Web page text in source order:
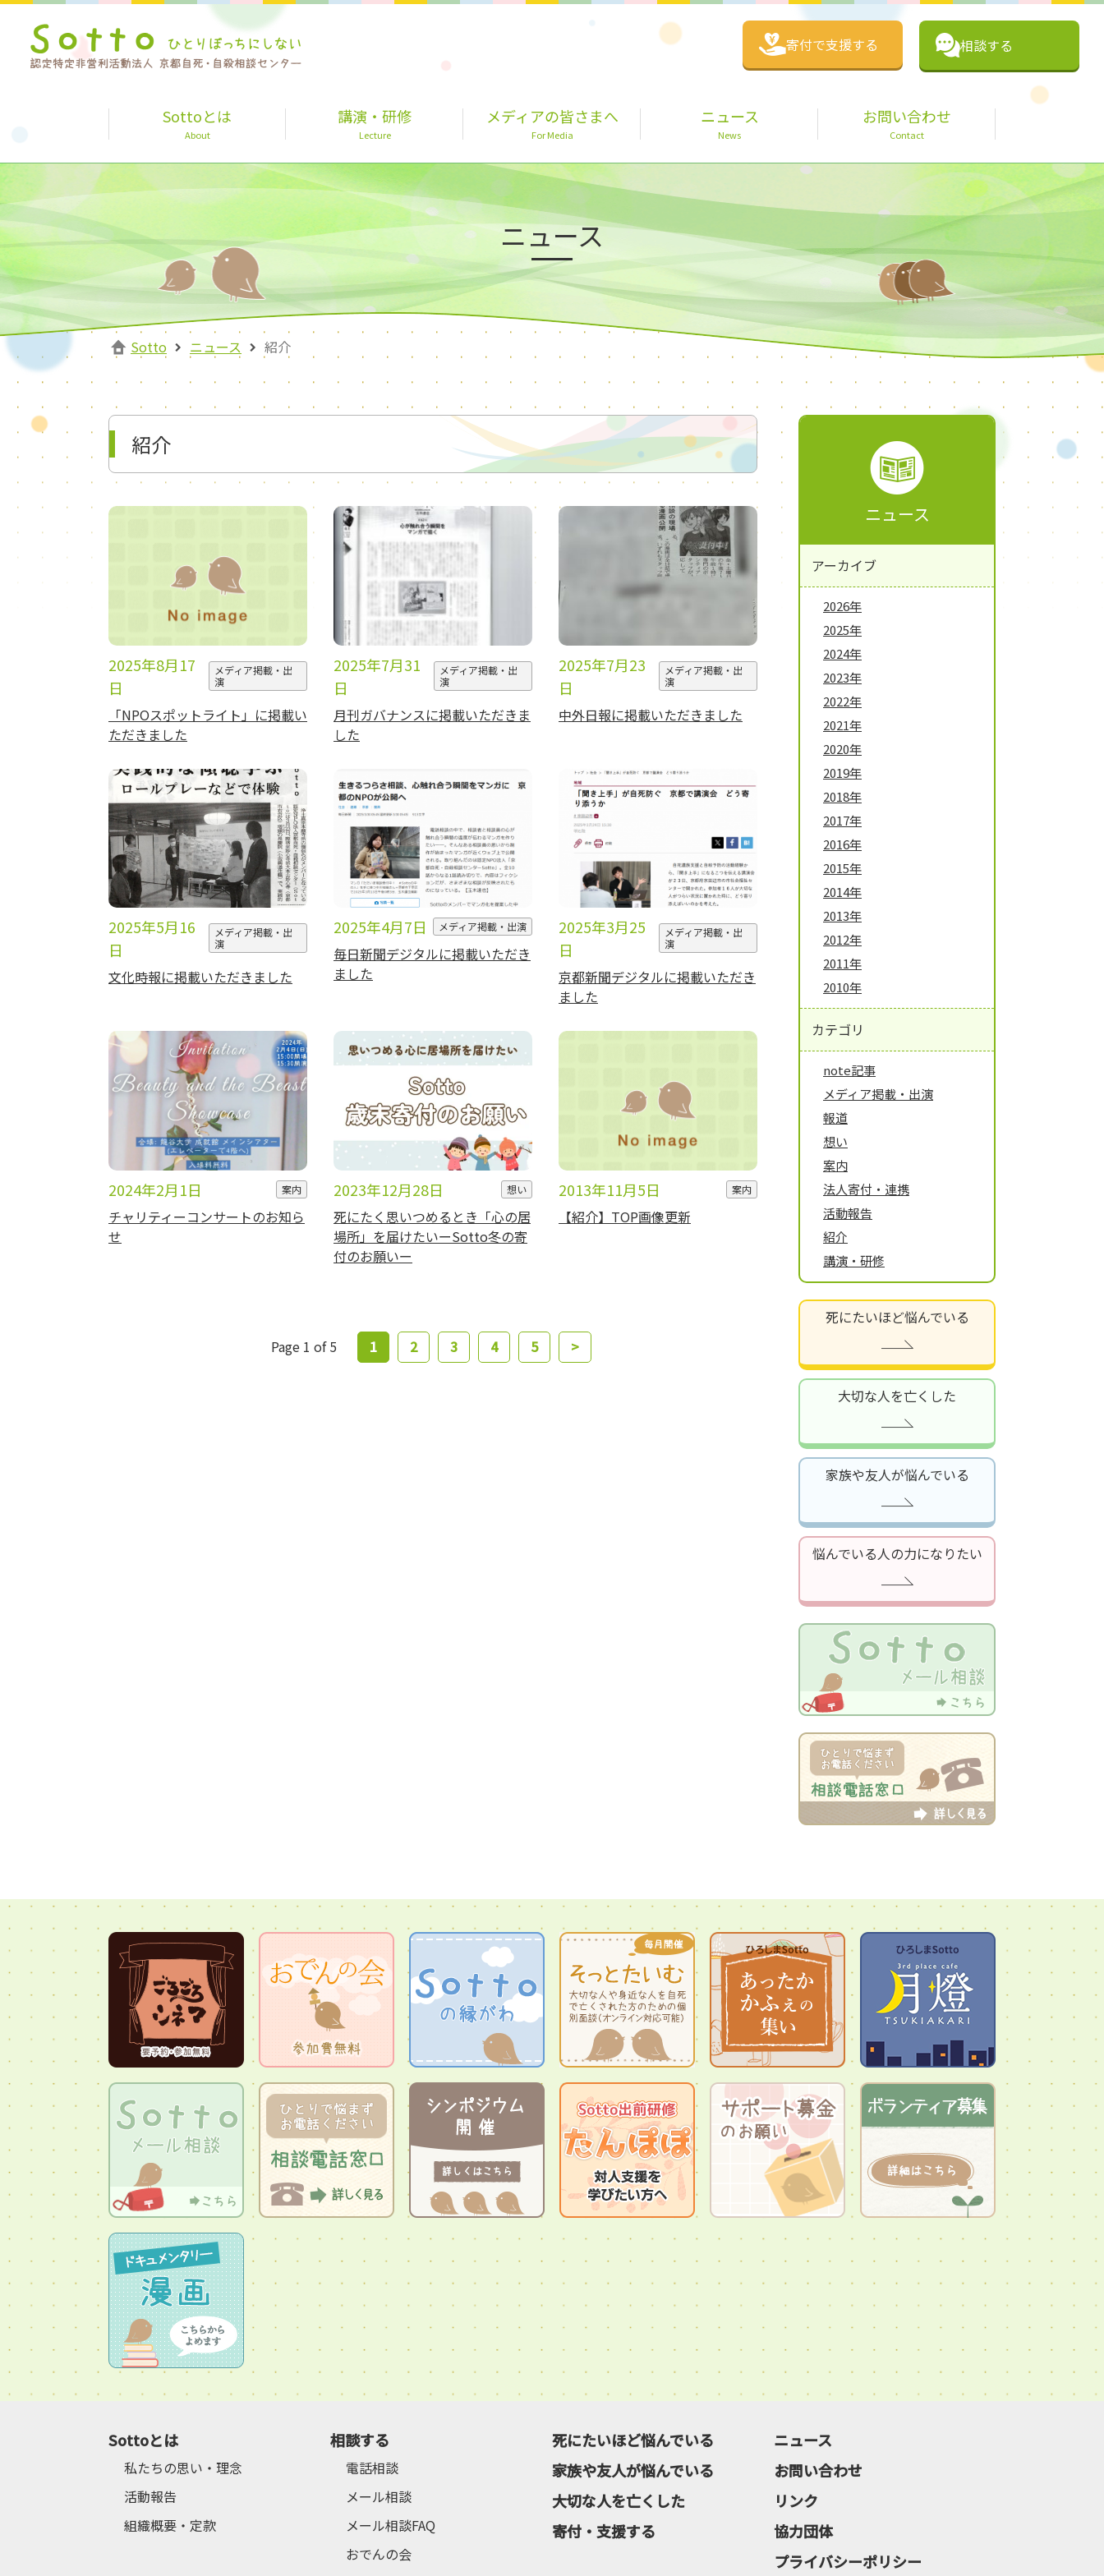
寄付で支援する 相談する
Sottoとは
About
講演・研修
Lecture
メディアの皆さまへ
For Media
ニュース
News
お問い合わせ
Contact
ニュース
Sotto ニュース 紹介
紹介
2025年8月17
日
メディア掲載・出
演
「NPOスポットライト」に掲載い
ただきました
2025年7月31
日
メディア掲載・出
演
月刊ガバナンスに掲載いただきま
した
2025年7月23
日
メディア掲載・出
演
中外日報に掲載いただきました
2025年5月16
日
メディア掲載・出
演
文化時報に掲載いただきました
2025年4月7日 メディア掲載・出演
毎日新聞デジタルに掲載いただき
ました
2025年3月25
日
メディア掲載・出
演
京都新聞デジタルに掲載いただき
ました
2024年2月1日 案内
チャリティーコンサートのお知ら
せ
2023年12月28日 想い
死にたく思いつめるとき「心の居
場所」を届けたいーSotto冬の寄
付のお願いー
2013年11月5日 案内
【紹介】TOP画像更新
Page 1 of 5 1 2 3 4 5 >
ニュース
アーカイブ
2026年
2025年
2024年
2023年
2022年
2021年
2020年
2019年
2018年
2017年
2016年
2015年
2014年
2013年
2012年
2011年
2010年
カテゴリ
note記事
メディア掲載・出演
報道
想い
案内
法人寄付・連携
活動報告
紹介
講演・研修
死にたいほど悩んでいる
大切な人を亡くした
家族や友人が悩んでいる
悩んでいる人の力になりたい
Sottoとは
私たちの思い・理念
活動報告
組織概要・定款
相談する
電話相談
メール相談
メール相談FAQ
おでんの会
死にたいほど悩んでいる
家族や友人が悩んでいる
大切な人を亡くした
寄付・支援する
ニュース
お問い合わせ
リンク
協力団体
プライバシーポリシー